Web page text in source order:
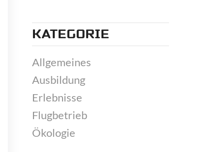
KATEGORIE
Allgemeines
Ausbildung
Erlebnisse
Flugbetrieb
Ökologie